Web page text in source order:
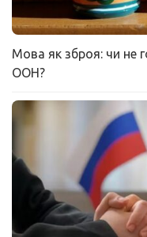
Мова як зброя: чи не
ООН?